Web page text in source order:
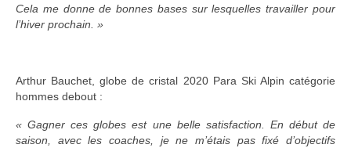
Cela me donne de bonnes bases sur lesquelles travailler pour
l’hiver prochain. »
Arthur Bauchet, globe de cristal 2020 Para Ski Alpin catégorie
hommes debout :
« Gagner ces globes est une belle satisfaction. En début de
saison, avec les coaches, je ne m’étais pas fixé d’objectifs